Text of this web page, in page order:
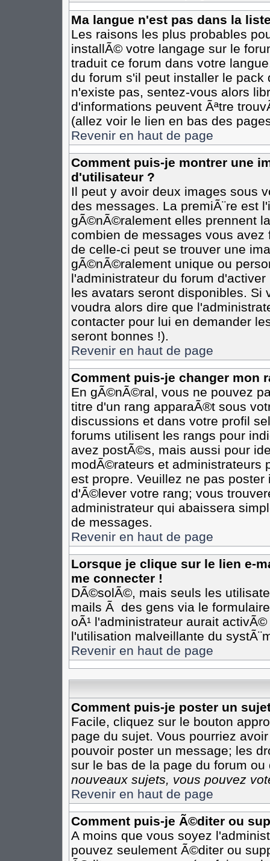
Ma langue n'est pas dans la
Les raisons les plus probables
installÃ© votre langage sur le
traduit ce forum dans votre
du forum s'il peut installer le
n'existe pas, sentez-vous alors
d'informations peuvent Ãªtre
(allez voir le lien en bas des
Revenir en haut de page
Comment puis-je montrer une
d'utilisateur ?
Il peut y avoir deux images sous
des messages. La premiÃ¨re est
gÃ©nÃ©ralement elles prennent
combien de messages vous
de celle-ci peut se trouver une
gÃ©nÃ©ralement unique ou
l'administrateur du forum
les avatars seront disponibles. Si
voudra alors dire que
contacter pour lui en demander
seront bonnes !).
Revenir en haut de page
Comment puis-je changer mon
En gÃ©nÃ©ral, vous ne pouvez
titre d'un rang apparaÃ®t sous
discussions et dans votre profil
forums utilisent les rangs pour
avez postÃ©s, mais aussi pour
modÃ©rateurs et administrateurs
est propre. Veuillez ne pas
d'Ã©lever votre rang; vous
administrateur qui abaissera
de messages.
Revenir en haut de page
Lorsque je clique sur le lien e-
me connecter !
DÃ©solÃ©, mais seuls les
mails Ã des gens via le
oÃ¹ l'administrateur aurait
l'utilisation malveillante du
Revenir en haut de page
Comment puis-je poster un
Facile, cliquez sur le bouton
page du sujet. Vous pourriez
pouvoir poster un message; les
sur le bas de la page du forum
nouveaux sujets, vous pouvez
Revenir en haut de page
Comment puis-je Ã©diter ou
A moins que vous soyez
pouvez seulement Ã©diter ou